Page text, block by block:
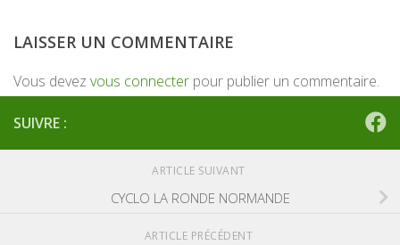
LAISSER UN COMMENTAIRE
Vous devez vous connecter pour publier un commentaire.
SUIVRE :
ARTICLE SUIVANT
CYCLO LA RONDE NORMANDE
ARTICLE PRÉCÉDENT